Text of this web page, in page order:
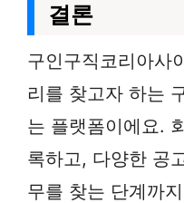
결론
구인구직코리아사
리를 찾고자 하는
는 플랫폼이에요.
록하고, 다양한 공
무를 찾는 단계까